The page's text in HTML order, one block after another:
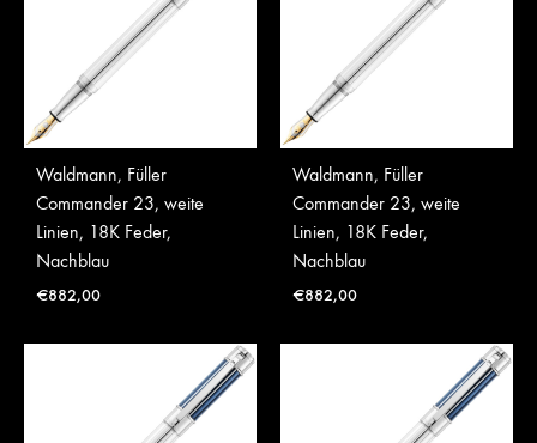
Waldmann, Füller
Commander 23, weite
Linien, 18K Feder,
Nachblau
€882,00
Waldmann, Füller
Commander 23, weite
Linien, 18K Feder,
Nachblau
€882,00